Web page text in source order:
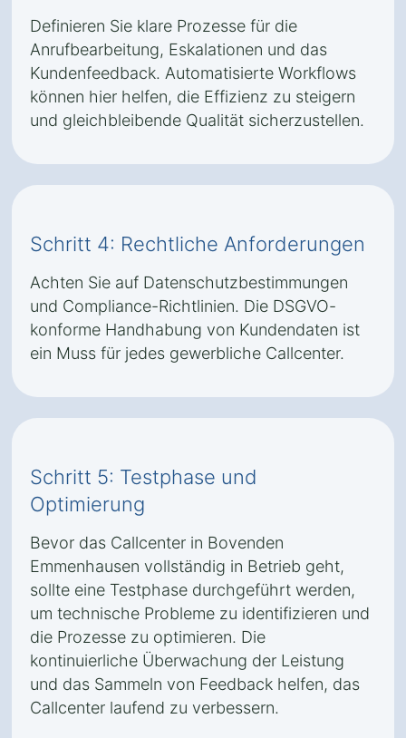
Definieren Sie klare Prozesse für die
Anrufbearbeitung, Eskalationen und das
Kundenfeedback. Automatisierte Workflows
können hier helfen, die Effizienz zu steigern
und gleichbleibende Qualität sicherzustellen.
Schritt 4: Rechtliche Anforderungen
Achten Sie auf Datenschutzbestimmungen
und Compliance-Richtlinien. Die DSGVO-
konforme Handhabung von Kundendaten ist
ein Muss für jedes gewerbliche Callcenter.
Schritt 5: Testphase und
Optimierung
Bevor das Callcenter in Bovenden
Emmenhausen vollständig in Betrieb geht,
sollte eine Testphase durchgeführt werden,
um technische Probleme zu identifizieren und
die Prozesse zu optimieren. Die
kontinuierliche Überwachung der Leistung
und das Sammeln von Feedback helfen, das
Callcenter laufend zu verbessern.